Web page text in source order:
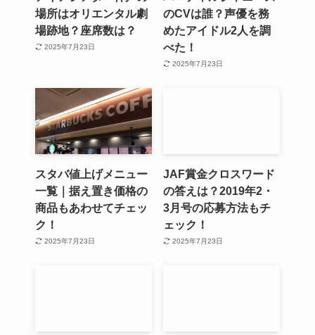
場所はオリエンタル劇
場跡地？座席数は？
2025年7月23日
のCVは誰？声優を務
めたアイドル2人を調
べた！
2025年7月23日
スタバ値上げメニュー
一覧｜据え置き価格の
商品もあわせてチェッ
ク！
2025年7月23日
JAF賞金クロスワード
の答えは？2019年2・
3月号の応募方法もチ
ェック！
2025年7月23日